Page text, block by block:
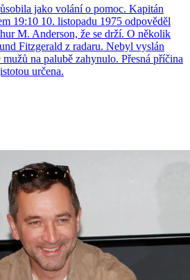
jako volání o pomoc. Kapitán
19:10 10. listopadu 1975 odpověděl
M. Anderson, že se drží. O několik
Fitzgerald z radaru. Nebyl vyslán
na palubě zahynulo. Přesná příčina
určena.